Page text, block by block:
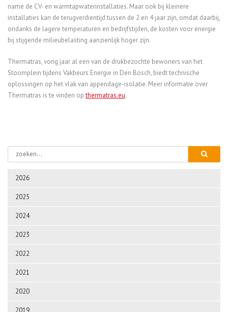
2026
2025
2024
2023
2022
2021
2020
2019
name de CV- en warmtapwaterinstallaties. Maar ook bij kleinere
installaties kan de terugverdientijd tussen de 2 en 4 jaar zijn, omdat daarbij,
ondanks de lagere temperaturen en bedrijfstijden, de kosten voor energie
bij stijgende milieubelasting aanzienlijk hoger zijn.
Thermatras, vorig jaar al een van de drukbezochte bewoners van het
Stoomplein tijdens Vakbeurs Energie in Den Bosch, biedt technische
oplossingen op het vlak van appendage-isolatie. Meer informatie over
Thermatras is te vinden opthermatras.eu.